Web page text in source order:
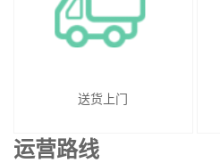
送货上门
运营路线